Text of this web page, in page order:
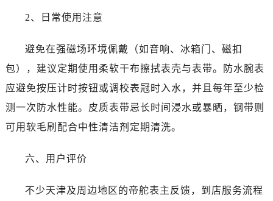
云南省临沧市临翔区世纪路帝舵售后服务中心（需提前预约）
云南省曲靖市麒麟区学府路帝舵售后服务中心（需提前预约）
2、日常使用注意
避免在强磁场环境佩戴（如音响、冰箱门、磁扣
包），建议定期使用柔软干布擦拭表壳与表带。防水腕表
应避免按压计时按钮或调校表冠时入水，并且每年至少检
测一次防水性能。皮质表带忌长时间浸水或暴晒，钢带则
可用软毛刷配合中性清洁剂定期清洗。
六、用户评价
不少天津及周边地区的帝舵表主反馈，到店服务流程